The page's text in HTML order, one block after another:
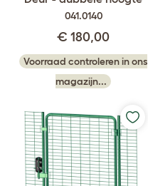
041.0140
€ 180,00
Voorraad controleren in ons
magazijn...